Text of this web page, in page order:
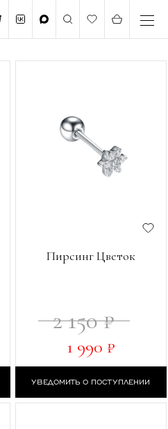
Пирсинг Цветок
2 150 ₽
1 990 ₽
УВЕДОМИТЬ О ПОСТУПЛЕНИИ